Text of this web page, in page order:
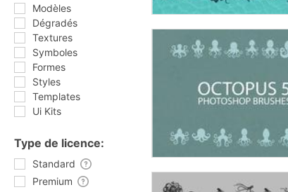
Modèles
Dégradés
Textures
Symboles
Formes
Styles
Templates
Ui Kits
Type de licence:
Standard
Premium